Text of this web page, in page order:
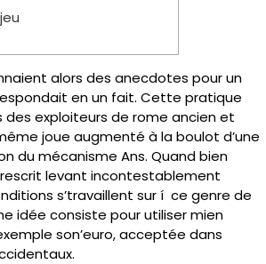
alors des anecdotes pour un
en un fait. Cette pratique
exploiteurs de rome ancien et
joue augmenté à la boulot d’une
du mécanisme Ans. Quand bien
levant incontestablement
s’travaillent sur í ce genre de
idée consiste pour utiliser mien
son’euro, acceptée dans